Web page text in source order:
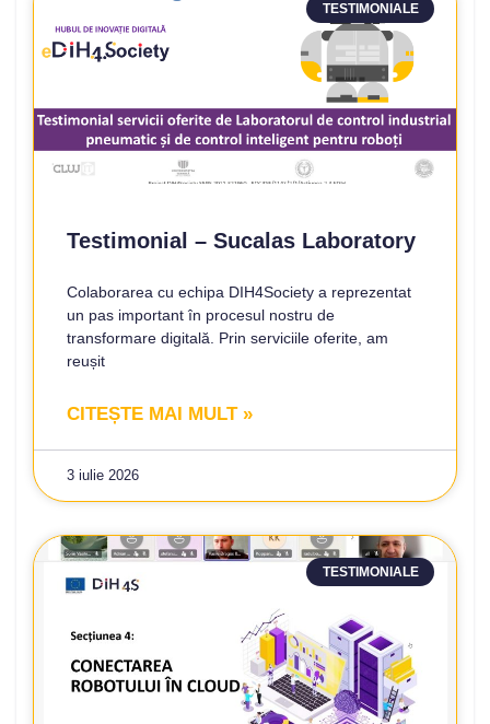
TESTIMONIALE
Testimonial – Sucalas Laboratory
Colaborarea cu echipa DIH4Society a reprezentat
un pas important în procesul nostru de
transformare digitală. Prin serviciile oferite, am
reușit
CITEȘTE MAI MULT »
3 iulie 2026
TESTIMONIALE